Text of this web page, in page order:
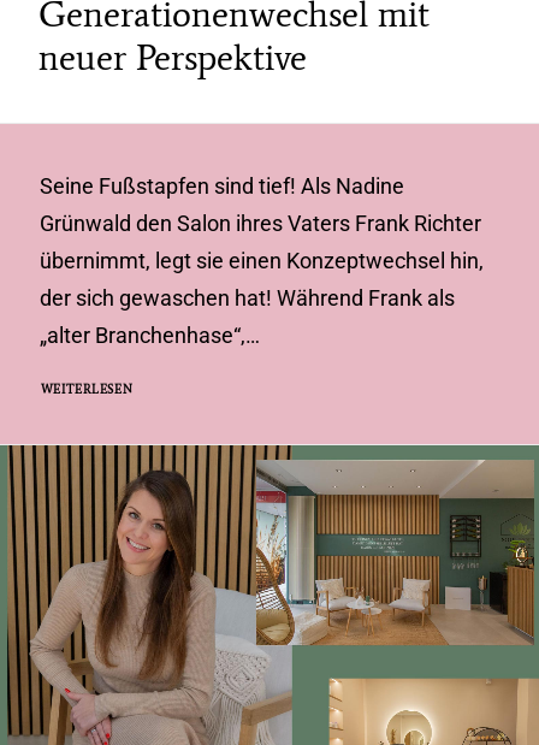
Generationenwechsel mit
neuer Perspektive
Seine Fußstapfen sind tief! Als Nadine
Grünwald den Salon ihres Vaters Frank Richter
übernimmt, legt sie einen Konzeptwechsel hin,
der sich gewaschen hat! Während Frank als
„alter Branchenhase“,…
WEITERLESEN